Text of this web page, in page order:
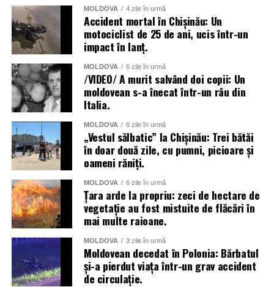
MOLDOVA 4 zile în urmă
Accident mortal în Chișinău: Un
motociclist de 25 de ani, ucis într-un
impact în lanț.
MOLDOVA 6 zile în urmă
/VIDEO/ A murit salvând doi copii: Un
moldovean s-a înecat într-un râu din
Italia.
MOLDOVA 6 zile în urmă
„Vestul sălbatic” la Chișinău: Trei bătăi
în doar două zile, cu pumni, picioare și
oameni răniți.
MOLDOVA 6 zile în urmă
Țara arde la propriu: zeci de hectare de
vegetație au fost mistuite de flăcări în
mai multe raioane.
MOLDOVA 3 zile în urmă
Moldovean decedat în Polonia: Bărbatul
și-a pierdut viața într-un grav accident
de circulație.